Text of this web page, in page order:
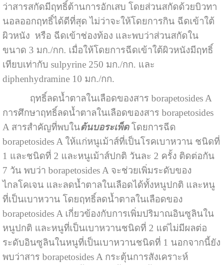
ว่าสารสกัดมีฤทธิ์ต้านการอักเสบ โดยส่วนสกัดด้วยบิวทา
นอลออกฤทธิ์ได้ดีที่สุด ไม่ว่าจะให้โดยการกิน ฉีดเข้าใต้
ผิวหนัง หรือ ฉีดเข้าช่องท้อง และพบว่าส่วนสกัดใน
ขนาด 3 มก./กก. เมื่อให้โดยการฉีดเข้าใต้ผิวหนังมีฤทธิ์
เทียบเท่ากับ sulpyrine 250 มก./กก. และ
diphenhydramine 10 มก./กก.
ฤทธิ์ลดน้ำตาลในเลือดของสาร borapetosides A
การศึกษาฤทธิ์ลดน้ำตาลในเลือดของสาร borapetosides
A สารสำคัญที่พบในต้นบอระเพ็ดโดยการฉีด
borapetosides A ให้แก่หนูเม้าส์ที่เป็นโรคเบาหวาน ชนิดที่
1 และชนิดที่ 2 และหนูเม้าส์ปกติ วันละ 2 ครั้ง ติดต่อกัน
7 วัน พบว่า borapetosides A จะช่วยเพิ่มระดับของ
ไกลโคเจน และลดน้ำตาลในเลือดได้ทั้งหนูปกติ และหนู
ที่เป็นเบาหวาน โดยฤทธิ์ลดน้ำตาลในเลือดของ
borapetosides A เกี่ยวข้องกับการเพิ่มปริมาณอินซูลินใน
หนูปกติ และหนูที่เป็นเบาหวานชนิดที่ 2 แต่ไม่มีผลต่อ
ระดับอินซูลินในหนูที่เป็นเบาหวานชนิดที่ 1 นอกจากนี้ยัง
พบว่าสาร borapetosides A กระตุ้นการสังเคราะห์